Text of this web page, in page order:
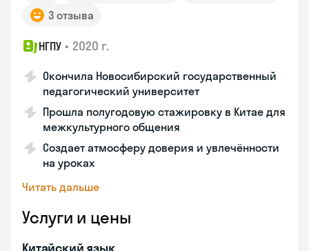
3 отзыва
НГПУ • 2020 г.
Окончила Новосибирский государственный
педагогический университет
Прошла полугодовую стажировку в Китае для
межкультурного общения
Создает атмосферу доверия и увлечённости
на уроках
Читать дальше
Услуги и цены